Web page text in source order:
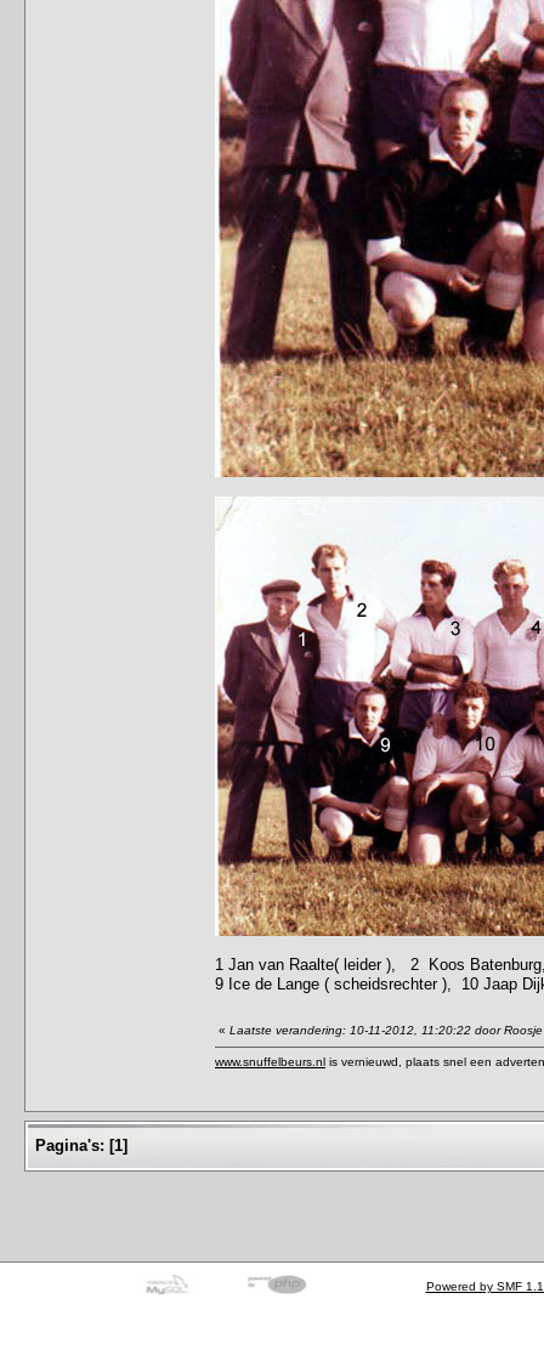
1 Jan van Raalte( leider ), 2 Koos
9 Ice de Lange ( scheidsrechter ), 10 Jaap
« Laatste verandering: 10-11-2012, 11:20:22 door Roosje
www.snuffelbeurs.nl is vernieuwd, plaats snel een
Pagina's: [1]
Powered by SMF